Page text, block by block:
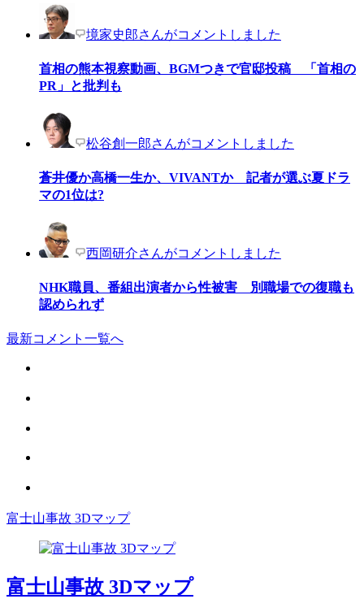
境家史郎さんがコメントしました
首相の熊本視察動画、BGMつきで官邸投稿 「首相の
PR」と批判も
松谷創一郎さんがコメントしました
蒼井優か高橋一生か、VIVANTか 記者が選ぶ夏ドラ
マの1位は?
西岡研介さんがコメントしました
NHK職員、番組出演者から性被害 別職場での復職も
認められず
最新コメント一覧へ
富士山事故 3Dマップ
富士山事故 3Dマップ